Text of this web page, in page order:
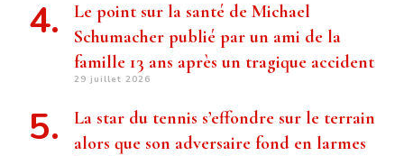
Le point sur la santé de Michael
Schumacher publié par un ami de la
famille 13 ans après un tragique accident
29 juillet 2026
La star du tennis s’effondre sur le terrain
alors que son adversaire fond en larmes